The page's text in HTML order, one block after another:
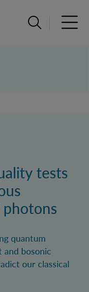
Suchleiste
tests
photons
quantum
and bosonic
our classical